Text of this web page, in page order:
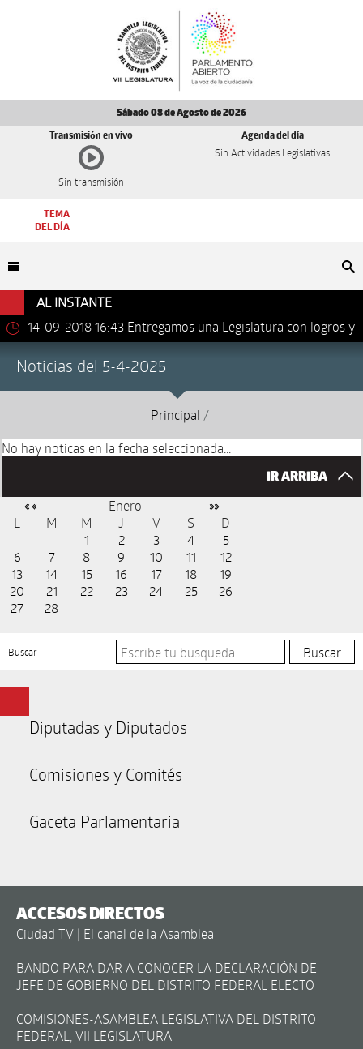
Sábado 08 de Agosto de 2026
Transmisión en vivo
Sin transmisión
Agenda del día
Sin Actividades Legislativas
TEMA
DEL DÍA
AL INSTANTE
14-09-2018 16:43 Entregamos una Legislatura con logros y
Noticias del 5-4-2025
Principal /
No hay noticas en la fecha seleccionada...
IR ARRIBA
« « Enero »»
L M M J V S
D
1
2 3 4
5
6
7 8 9 10 11
12
13
14 15 16 17 18
19
20
21 22 23 24 25
26
27
28
Buscar
Diputadas y Diputados
Comisiones y Comités
Gaceta Parlamentaria
ACCESOS DIRECTOS
Ciudad TV | El canal de la Asamblea
BANDO PARA DAR A CONOCER LA DECLARACIÓN DE
JEFE DE GOBIERNO DEL DISTRITO FEDERAL ELECTO
COMISIONES-ASAMBLEA LEGISLATIVA DEL DISTRITO
FEDERAL, VII LEGISLATURA